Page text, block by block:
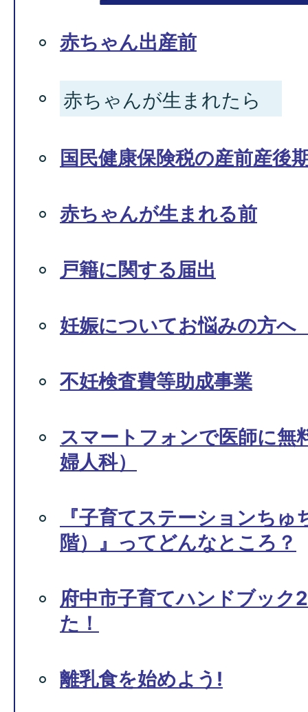
赤ちゃん出産前
赤ちゃんが生まれたら
国民健康保険税の産前産後
赤ちゃんが生まれる前
戸籍に関する届出
妊娠についてお悩みの方へ
不妊検査費等助成事業
スマートフォンで医師に無
婦人科）
『子育てステーションち
階）』ってどんなところ？
府中市子育てハンドブッ
た！
離乳食を始めよう!